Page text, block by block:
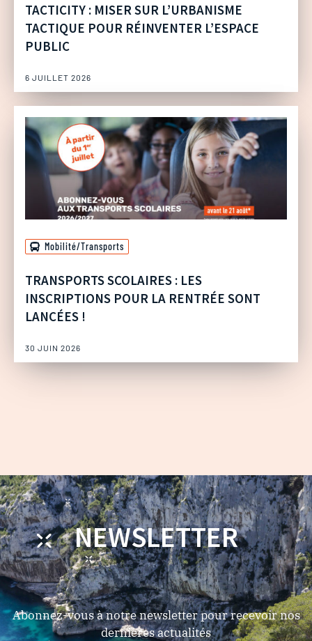
TACTICITY : MISER SUR L’URBANISME
TACTIQUE POUR RÉINVENTER L’ESPACE
PUBLIC
6 JUILLET 2026
Mobilité/Transports
TRANSPORTS SCOLAIRES : LES
INSCRIPTIONS POUR LA RENTRÉE SONT
LANCÉES !
30 JUIN 2026
NEWSLETTER
Abonnez-vous à notre newsletter pour recevoir nos
dernières actualités